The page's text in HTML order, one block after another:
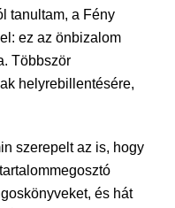
tanultam, a Fény
ez az önbizalom
Többször
helyrebillentésére,
szerepelt az is, hogy
és hát